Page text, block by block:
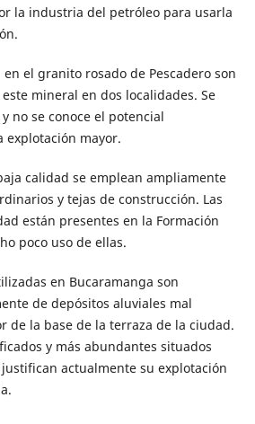
la industria del petróleo para usarla
el granito rosado de Pescadero son
mineral en dos localidades. Se
no se conoce el potencial
explotación mayor.
calidad se emplean ampliamente
y tejas de construcción. Las
están presentes en la Formación
poco uso de ellas.
en Bucaramanga son
de depósitos aluviales mal
de la base de la terraza de la ciudad.
y más abundantes situados
actualmente su explotación